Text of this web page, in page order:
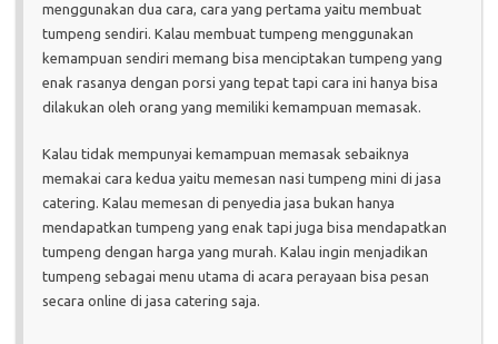
menggunakan dua cara, cara yang pertama yaitu membuat
tumpeng sendiri. Kalau membuat tumpeng menggunakan
kemampuan sendiri memang bisa menciptakan tumpeng yang
enak rasanya dengan porsi yang tepat tapi cara ini hanya bisa
dilakukan oleh orang yang memiliki kemampuan memasak.
Kalau tidak mempunyai kemampuan memasak sebaiknya
memakai cara kedua yaitu memesan nasi tumpeng mini di jasa
catering. Kalau memesan di penyedia jasa bukan hanya
mendapatkan tumpeng yang enak tapi juga bisa mendapatkan
tumpeng dengan harga yang murah. Kalau ingin menjadikan
tumpeng sebagai menu utama di acara perayaan bisa pesan
secara online di jasa catering saja.